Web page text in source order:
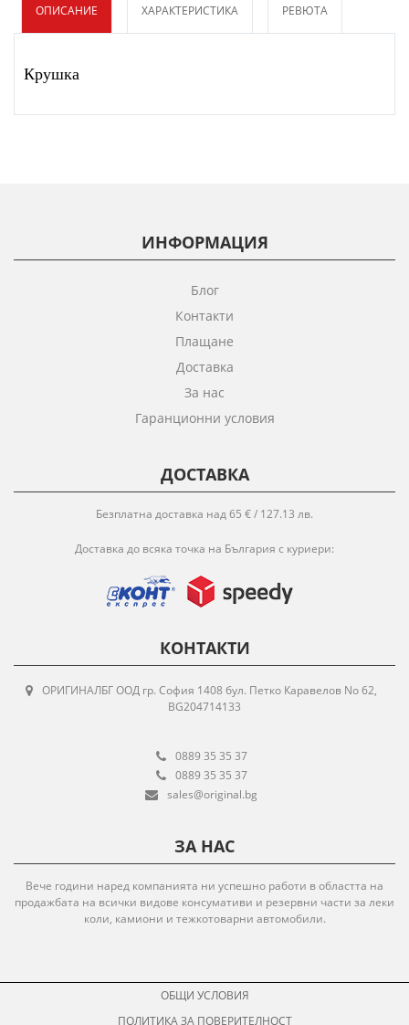
ОПИСАНИЕ ХАРАКТЕРИСТИКА РЕВЮТА
Крушка
ИНФОРМАЦИЯ
Блог
Контакти
Плащане
Доставка
За нас
Гаранционни условия
ДОСТАВКА
Безплатна доставка над 65 € / 127.13 лв.
Доставка до всяка точка на България с куриери:
КОНТАКТИ
ОРИГИНАЛБГ ООД гр. София 1408 бул. Петко Каравелов No 62,
BG204714133
0889 35 35 37
0889 35 35 37
sales@original.bg
ЗА НАС
Вече години наред компанията ни успешно работи в областта на
продажбата на всички видове консумативи и резервни части за леки
коли, камиони и тежкотоварни автомобили.
ОБЩИ УСЛОВИЯ
ПОЛИТИКА ЗА ПОВЕРИТЕЛНОСТ